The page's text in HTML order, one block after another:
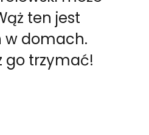
ten jest
w domach.
go trzymać!